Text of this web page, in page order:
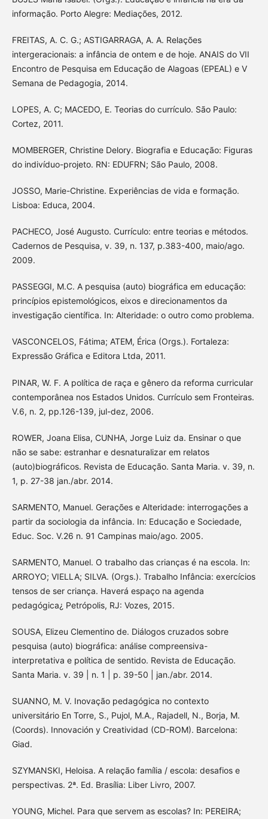
informação. Porto Alegre: Mediações, 2012.
FREITAS, A. C. G.; ASTIGARRAGA, A. A. Relações
intergeracionais: a infância de ontem e de hoje. ANAIS do VII
Encontro de Pesquisa em Educação de Alagoas (EPEAL) e V
Semana de Pedagogia, 2014.
LOPES, A. C; MACEDO, E. Teorias do currículo. São Paulo:
Cortez, 2011.
MOMBERGER, Christine Delory. Biografia e Educação: Figuras
do indivíduo-projeto. RN: EDUFRN; São Paulo, 2008.
JOSSO, Marie-Christine. Experiências de vida e formação.
Lisboa: Educa, 2004.
PACHECO, José Augusto. Currículo: entre teorias e métodos.
Cadernos de Pesquisa, v. 39, n. 137, p.383-400, maio/ago.
2009.
PASSEGGI, M.C. A pesquisa (auto) biográfica em educação:
princípios epistemológicos, eixos e direcionamentos da
investigação científica. In: Alteridade: o outro como problema.
VASCONCELOS, Fátima; ATEM, Érica (Orgs.). Fortaleza:
Expressão Gráfica e Editora Ltda, 2011.
PINAR, W. F. A política de raça e gênero da reforma curricular
contemporânea nos Estados Unidos. Currículo sem Fronteiras.
V.6, n. 2, pp.126-139, jul-dez, 2006.
ROWER, Joana Elisa, CUNHA, Jorge Luiz da. Ensinar o que
não se sabe: estranhar e desnaturalizar em relatos
(auto)biográficos. Revista de Educação. Santa Maria. v. 39, n.
1, p. 27-38 jan./abr. 2014.
SARMENTO, Manuel. Gerações e Alteridade: interrogações a
partir da sociologia da infância. In: Educação e Sociedade,
Educ. Soc. V.26 n. 91 Campinas maio/ago. 2005.
SARMENTO, Manuel. O trabalho das crianças é na escola. In:
ARROYO; VIELLA; SILVA. (Orgs.). Trabalho Infância: exercícios
tensos de ser criança. Haverá espaço na agenda
pedagógica¿ Petrópolis, RJ: Vozes, 2015.
SOUSA, Elizeu Clementino de. Diálogos cruzados sobre
pesquisa (auto) biográfica: análise compreensiva-
interpretativa e política de sentido. Revista de Educação.
Santa Maria. v. 39 | n. 1 | p. 39-50 | jan./abr. 2014.
SUANNO, M. V. Inovação pedagógica no contexto
universitário En Torre, S., Pujol, M.A., Rajadell, N., Borja, M.
(Coords). Innovación y Creatividad (CD-ROM). Barcelona:
Giad.
SZYMANSKI, Heloisa. A relação família / escola: desafios e
perspectivas. 2ª. Ed. Brasília: Liber Livro, 2007.
YOUNG, Michel. Para que servem as escolas? In: PEREIRA;